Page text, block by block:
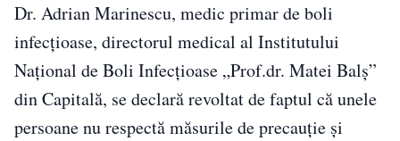
Dr. Adrian Marinescu, medic primar de boli
infecţioase, directorul medical al Institutului
Naţional de Boli Infecţioase „Prof.dr. Matei Balş”
din Capitală, se declară revoltat de faptul că unele
persoane nu respectă măsurile de precauție și